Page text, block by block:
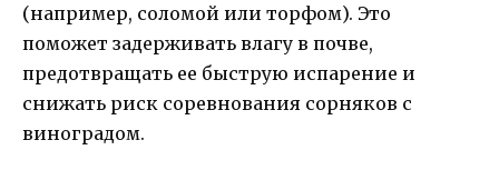
(например, соломой или торфом). Это
поможет задерживать влагу в почве,
предотвращать ее быструю испарение и
снижать риск соревнования сорняков с
виноградом.